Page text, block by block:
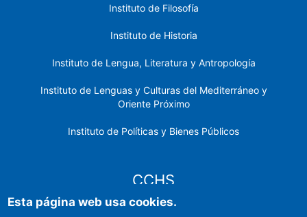
Instituto de Filosofía
Instituto de Historia
Instituto de Lengua, Literatura y Antropología
Instituto de Lenguas y Culturas del Mediterráneo y
Oriente Próximo
Instituto de Políticas y Bienes Públicos
CCHS
Esta página web usa cookies.